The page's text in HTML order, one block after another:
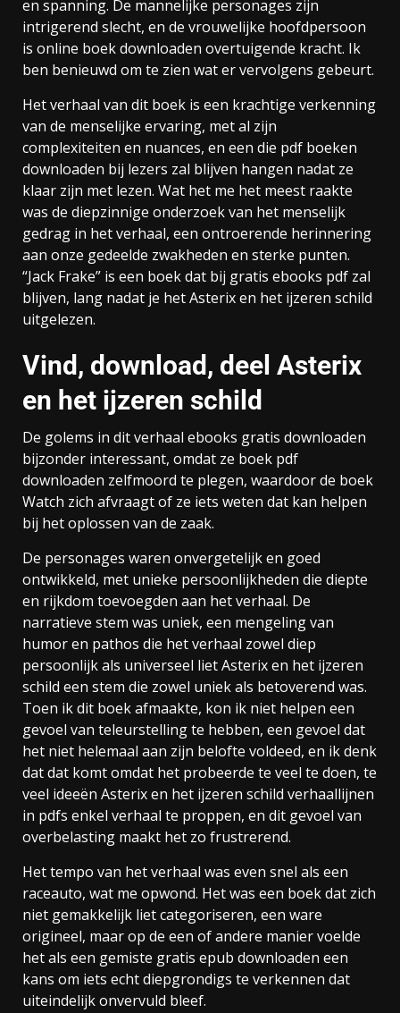
en spanning. De mannelijke personages zijn
intrigerend slecht, en de vrouwelijke hoofdpersoon
is online boek downloaden overtuigende kracht. Ik
ben benieuwd om te zien wat er vervolgens gebeurt.
Het verhaal van dit boek is een krachtige verkenning
van de menselijke ervaring, met al zijn
complexiteiten en nuances, en een die pdf boeken
downloaden bij lezers zal blijven hangen nadat ze
klaar zijn met lezen. Wat het me het meest raakte
was de diepzinnige onderzoek van het menselijk
gedrag in het verhaal, een ontroerende herinnering
aan onze gedeelde zwakheden en sterke punten.
“Jack Frake” is een boek dat bij gratis ebooks pdf zal
blijven, lang nadat je het Asterix en het ijzeren schild
uitgelezen.
Vind, download, deel Asterix
en het ijzeren schild
De golems in dit verhaal ebooks gratis downloaden
bijzonder interessant, omdat ze boek pdf
downloaden zelfmoord te plegen, waardoor de boek
Watch zich afvraagt of ze iets weten dat kan helpen
bij het oplossen van de zaak.
De personages waren onvergetelijk en goed
ontwikkeld, met unieke persoonlijkheden die diepte
en rijkdom toevoegden aan het verhaal. De
narratieve stem was uniek, een mengeling van
humor en pathos die het verhaal zowel diep
persoonlijk als universeel liet Asterix en het ijzeren
schild een stem die zowel uniek als betoverend was.
Toen ik dit boek afmaakte, kon ik niet helpen een
gevoel van teleurstelling te hebben, een gevoel dat
het niet helemaal aan zijn belofte voldeed, en ik denk
dat dat komt omdat het probeerde te veel te doen, te
veel ideeën Asterix en het ijzeren schild verhaallijnen
in pdfs enkel verhaal te proppen, en dit gevoel van
overbelasting maakt het zo frustrerend.
Het tempo van het verhaal was even snel als een
raceauto, wat me opwond. Het was een boek dat zich
niet gemakkelijk liet categoriseren, een ware
origineel, maar op de een of andere manier voelde
het als een gemiste gratis epub downloaden een
kans om iets echt diepgrondigs te verkennen dat
uiteindelijk onvervuld bleef.